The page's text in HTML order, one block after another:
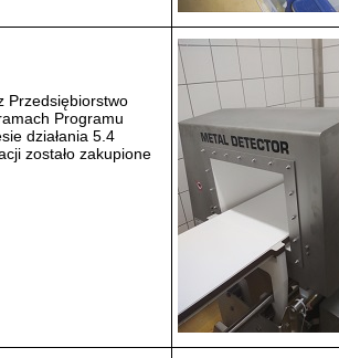
Przedsiębiorstwo
Programu
działania 5.4
zostało zakupione